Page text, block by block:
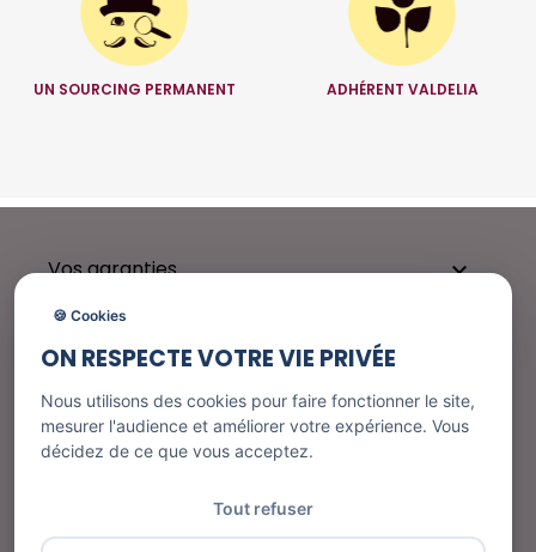
UN SOURCING PERMANENT ADHÉRENT VALDELIA
Vos garanties 
Besoin d'aide ?
Nos services
🍪 Cookies
ON RESPECTE VOTRE VIE PRIVÉE
Nous utilisons des cookies pour faire fonctionner le site,
mesurer l'audience et améliorer votre expérience. Vous
décidez de ce que vous acceptez.
Tout refuser